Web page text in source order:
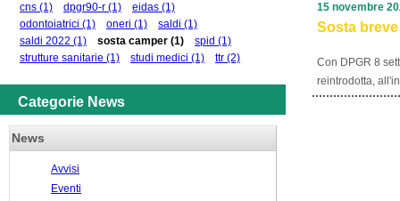
cns (1) dpgr90-r (1) eidas (1)
odontoiatrici (1) oneri (1) saldi (1)
saldi 2022 (1) sosta camper (1) spid (1)
strutture sanitarie (1) studi medici (1) ttr (2)
Categorie News
News
Avvisi
Eventi
Sosta
Con DPGR 8
reintrodotta,
15 novembre